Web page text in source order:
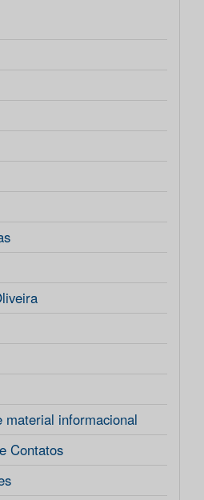
material informacional
Contatos